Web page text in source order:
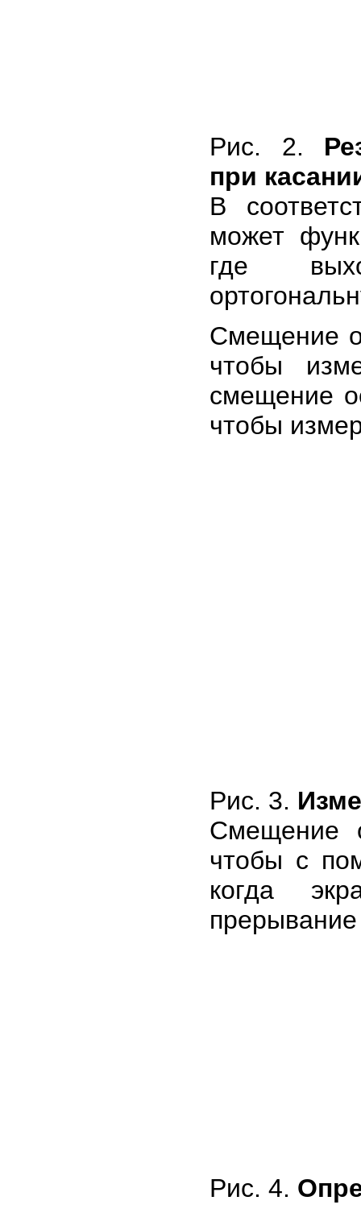
Рис. 2.
при
В
может
где
Смещение
чтобы
смещение
чтобы
Рис. 3.
Смещение
чтобы с
когда
Рис. 4.